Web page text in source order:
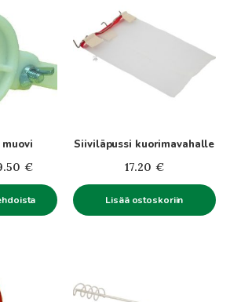
muovi
€Hintaluokka:
19.00€
-
19.50€
Siiviläpussi kuorimavahalle
17.20 €
Lisää ostoskoriin
useampi